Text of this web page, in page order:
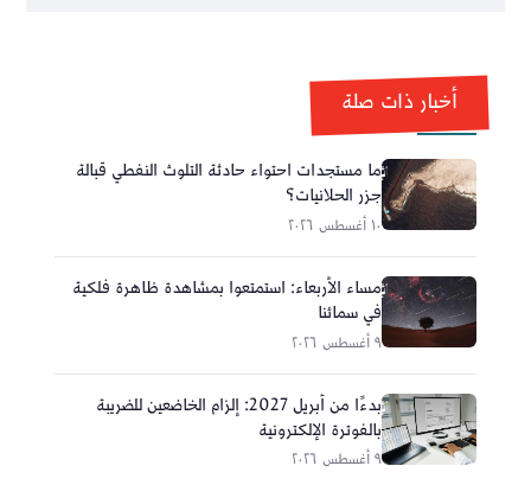
أخبار ذات صلة
ما مستجدات احتواء حادثة التلوث النفطي قبالة
جزر الحلانيات؟
١٠ أغسطس ٢٠٢٦
مساء الأربعاء: استمتعوا بمشاهدة ظاهرة فلكية
في سمائنا
٩ أغسطس ٢٠٢٦
بدءًا من أبريل 2027: إلزام الخاضعين للضريبة
بالفوترة الإلكترونية
٩ أغسطس ٢٠٢٦